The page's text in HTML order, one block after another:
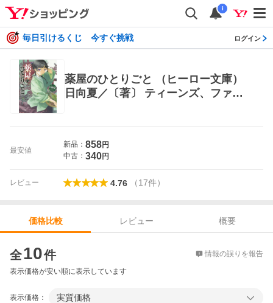
i
毎日引けるくじ 今すぐ挑戦 ログイン
薬屋のひとりごと （ヒーロー文庫）
日向夏／〔著〕 ティーンズ、ファン
最安値
新品： 858円
中古： 340円
レビュー 4.76 （17件）
価格比較 レビュー
概要
全10件 情報の誤りを報告
表示価格が安い順に表示しています
表示価格： 実質価格